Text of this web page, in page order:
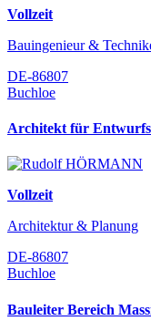
Vollzeit
Bauingenieur &
DE-86807
Buchloe
Architekt für
Vollzeit
Architektur & Planung
DE-86807
Buchloe
Bauleiter Bereich